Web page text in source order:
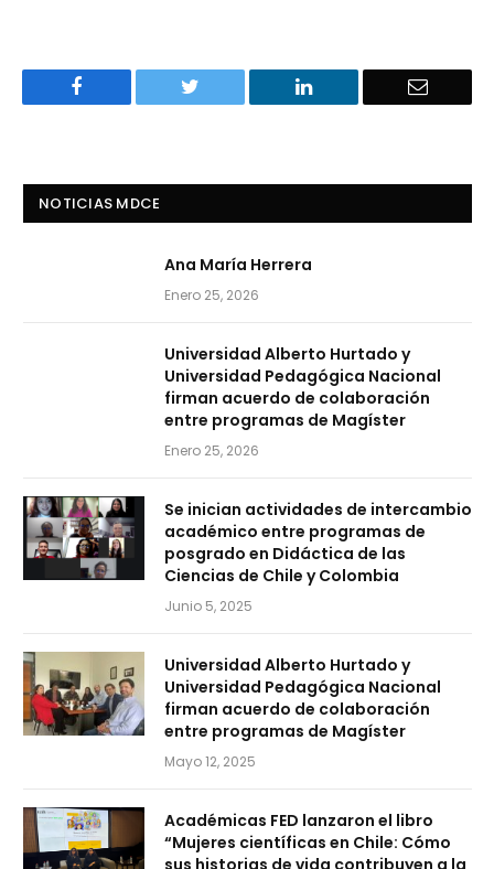
LinkedIn Email
NOTICIAS MDCE
Ana María Herrera
Enero 25, 2026
Universidad Alberto Hurtado y
Universidad Pedagógica Nacional
firman acuerdo de colaboración
entre programas de Magíster
Enero 25, 2026
Se inician actividades de intercambio
académico entre programas de
posgrado en Didáctica de las
Ciencias de Chile y Colombia
Junio 5, 2025
Universidad Alberto Hurtado y
Universidad Pedagógica Nacional
firman acuerdo de colaboración
entre programas de Magíster
Mayo 12, 2025
Académicas FED lanzaron el libro
“Mujeres científicas en Chile: Cómo